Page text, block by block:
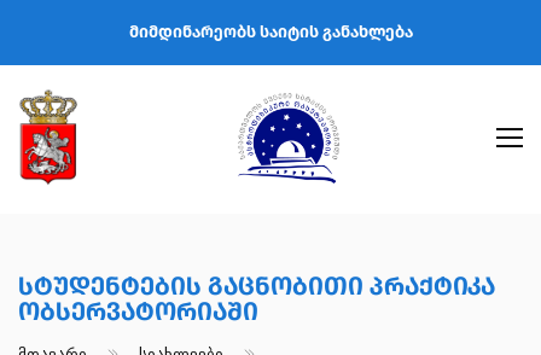
მიმდინარეობს საიტის განახლება
Სტუდენტების Გაცნობითი Პრაქტიკა
Ობსერვატორიაში